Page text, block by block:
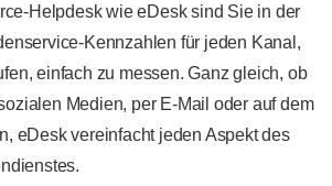
Helpdesk wie eDesk sind Sie in der
Kennzahlen für jeden Kanal,
einfach zu messen. Ganz gleich, ob
Medien, per E-Mail oder auf dem
eDesk vereinfacht jeden Aspekt des